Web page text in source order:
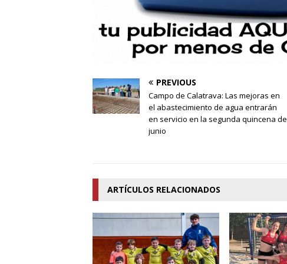
PREVIOUS
Campo de Calatrava: Las mejoras en
el abastecimiento de agua entrarán
en servicio en la segunda quincena de
junio
ARTÍCULOS RELACIONADOS